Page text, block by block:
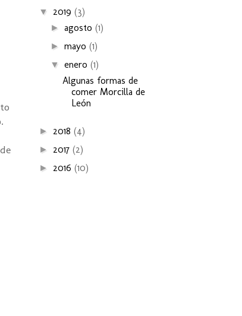
▼ 2019 (3)
►agosto(1)
►mayo(1)
▼enero(1)
Algunas formas de
comer Morcilla de
León
► 2018 (4)
► 2017 (2)
► 2016 (10)